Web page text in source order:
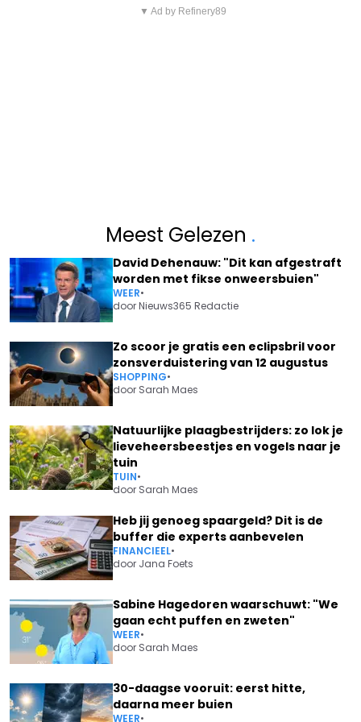
▼ Ad by Refinery89
Meest Gelezen .
David Dehenauw: "Dit kan afgestraft
worden met fikse onweersbuien"
WEER•
doorNieuws365 Redactie
Zo scoor je gratis een eclipsbril voor
zonsverduistering van 12 augustus
SHOPPING•
door Sarah Maes
Natuurlijke plaagbestrijders: zo lok je
lieveheersbeestjes en vogels naar je
tuin
TUIN•
door Sarah Maes
Heb jij genoeg spaargeld? Dit is de
buffer die experts aanbevelen
FINANCIEEL•
door Jana Foets
Sabine Hagedoren waarschuwt: "We
gaan echt puffen en zweten"
WEER•
door Sarah Maes
30-daagse vooruit: eerst hitte,
daarna meer buien
WEER•